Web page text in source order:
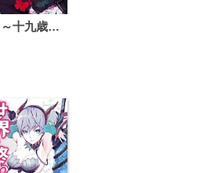
ヒメゴト～十九歳の制服～